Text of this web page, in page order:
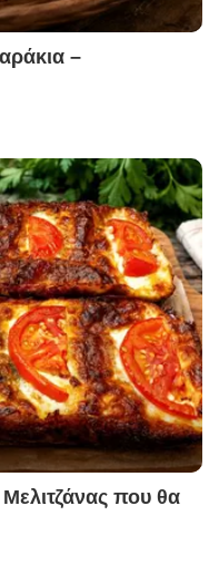
–
που θα